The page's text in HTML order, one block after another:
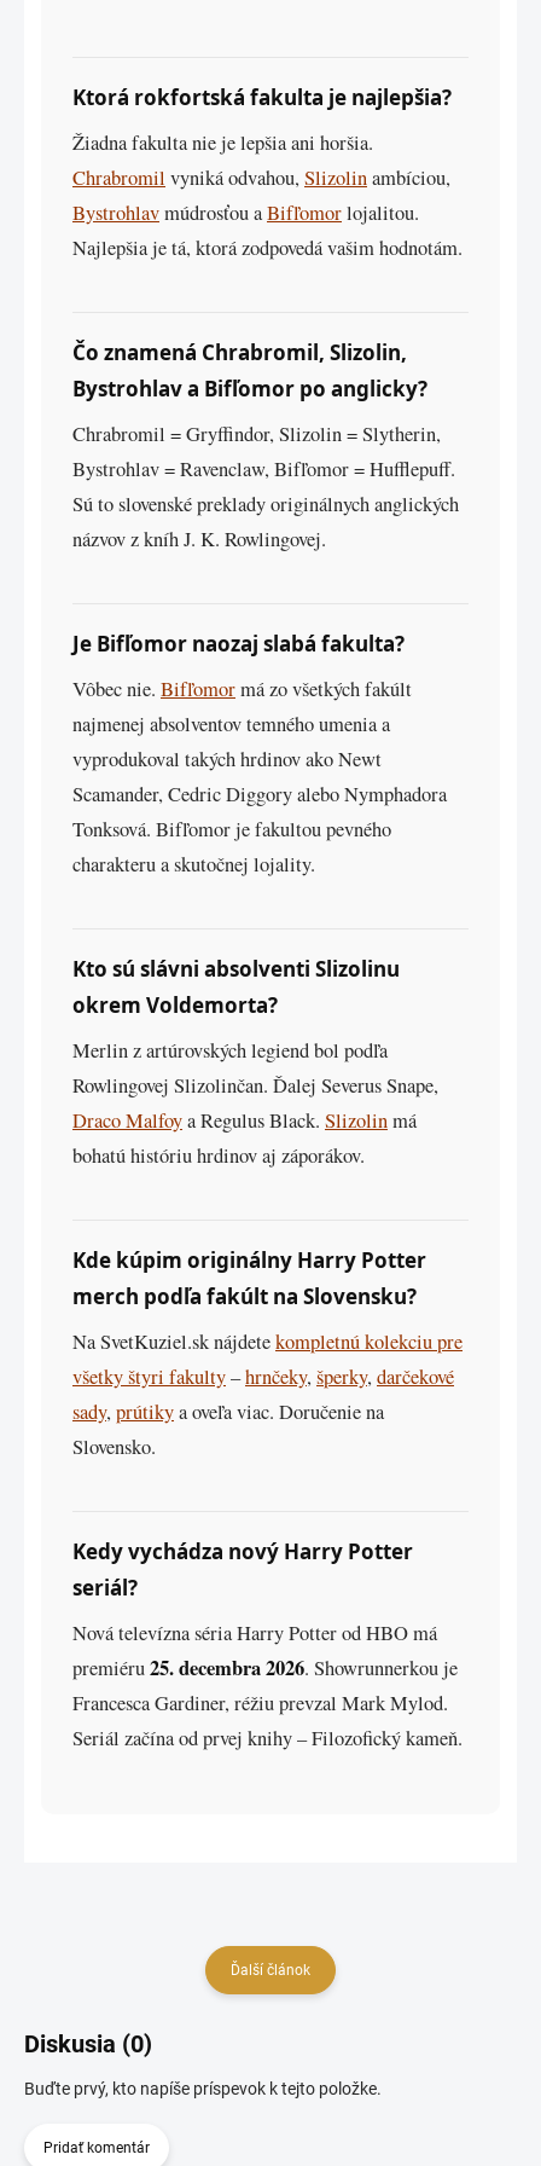
Ktorá rokfortská fakulta je najlepšia?
Žiadna fakulta nie je lepšia ani horšia.
Chrabromil vyniká odvahou, Slizolinambíciou,
Bystrohlavmúdrosťou aBifľomorlojalitou.
Najlepšia je tá, ktorá zodpovedá vašim hodnotám.
Čo znamená Chrabromil, Slizolin,
Bystrohlav a Bifľomor po anglicky?
Chrabromil = Gryffindor, Slizolin = Slytherin,
Bystrohlav = Ravenclaw, Bifľomor = Hufflepuff.
Sú to slovenské preklady originálnych anglických
názvov z kníh J. K. Rowlingovej.
Je Bifľomor naozaj slabá fakulta?
Vôbec nie. Bifľomormá zo všetkých fakúlt
najmenej absolventov temného umenia a
vyprodukoval takých hrdinov ako Newt
Scamander, Cedric Diggory alebo Nymphadora
Tonksová. Bifľomor je fakultou pevného
charakteru a skutočnej lojality.
Kto sú slávni absolventi Slizolinu
okrem Voldemorta?
Merlin z artúrovských legiend bol podľa
Rowlingovej Slizolinčan. Ďalej Severus Snape,
Draco Malfoya Regulus Black. Slizolinmá
bohatú históriu hrdinov aj záporákov.
Kde kúpim originálny Harry Potter
merch podľa fakúlt na Slovensku?
Na SvetKuziel.sk nájdetekompletnú kolekciu pre
všetky štyri fakulty–hrnčeky, šperky, darčekové
sady, prútikya oveľa viac. Doručenie na
Slovensko.
Kedy vychádza nový Harry Potter
seriál?
Nová televízna séria Harry Potter od HBO má
premiéru25. decembra 2026. Showrunnerkou je
Francesca Gardiner, réžiu prevzal Mark Mylod.
Seriál začína od prvej knihy – Filozofický kameň.
Ďalší článok
Diskusia (0)
Buďte prvý, kto napíše príspevok k tejto položke.
Pridať komentár